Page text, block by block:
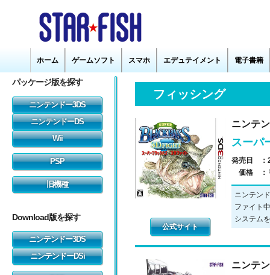
フィッシング
公式サイト
ニンテ
スーパ
発売日 ：
価格 ：
ニンテン
ファイト
システム
ニンテ